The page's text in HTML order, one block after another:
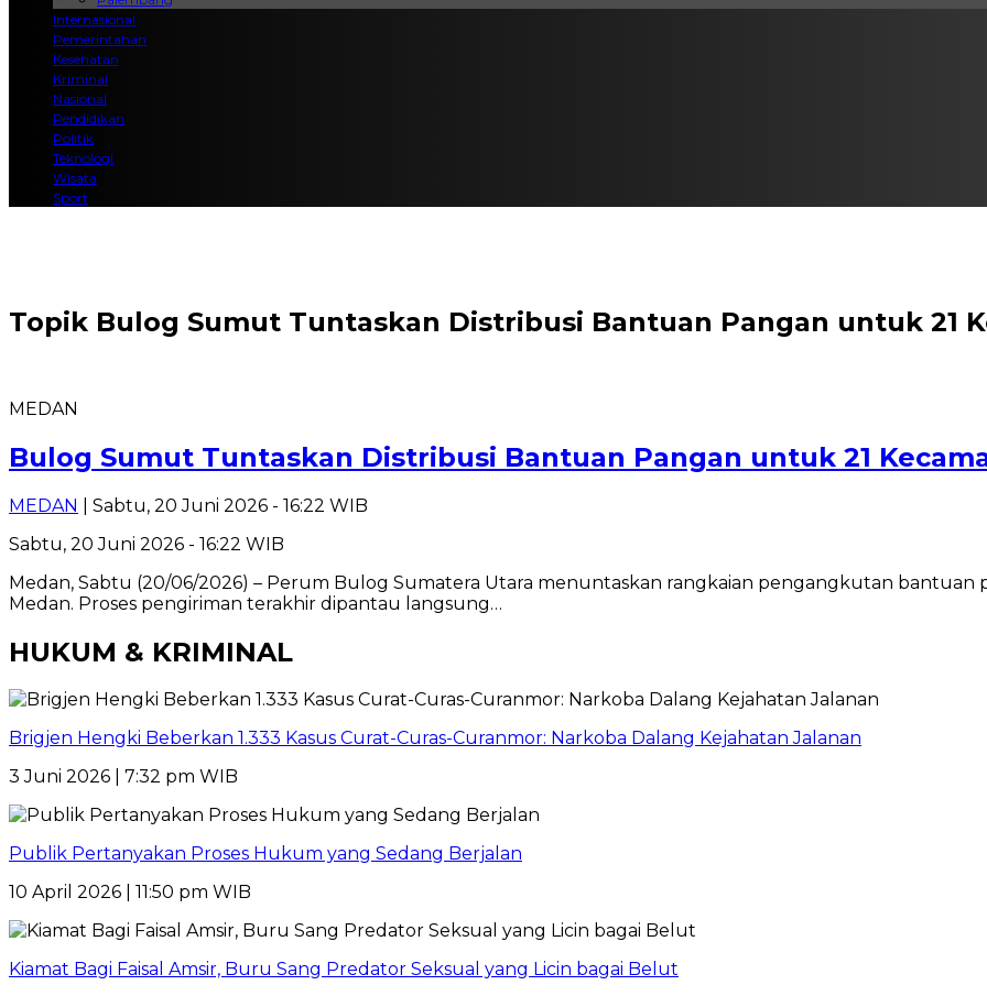
Internasional
Pemerintahan
Kesehatan
Kriminal
Nasional
Pendidikan
Politik
Teknologi
Wisata
Sport
Topik Bulog Sumut Tuntaskan Distribusi Bantuan Pangan untuk 21
MEDAN
Bulog Sumut Tuntaskan Distribusi Bantuan Pangan untuk 21
MEDAN
| Sabtu, 20 Juni 2026 - 16:22 WIB
Sabtu, 20 Juni 2026 - 16:22 WIB
Medan, Sabtu (20/06/2026) – Perum Bulog Sumatera Utara menuntaskan rangkaian pengangkutan
Medan. Proses pengiriman terakhir dipantau langsung…
HUKUM & KRIMINAL
Brigjen Hengki Beberkan 1.333 Kasus Curat-Curas-Curanmor: Narkoba Dalang Kejahatan Jalanan
3 Juni 2026 | 7:32 pm WIB
Publik Pertanyakan Proses Hukum yang Sedang Berjalan
10 April 2026 | 11:50 pm WIB
Kiamat Bagi Faisal Amsir, Buru Sang Predator Seksual yang Licin bagai Belut